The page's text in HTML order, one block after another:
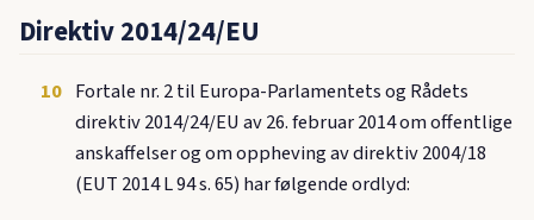
Direktiv 2014/24/EU
10 Fortale nr. 2 til Europa-Parlamentets og Rådets
direktiv 2014/24/EU av 26. februar 2014 om offentlige
anskaffelser og om oppheving av direktiv 2004/18
(EUT 2014 L 94 s. 65) har følgende ordlyd: